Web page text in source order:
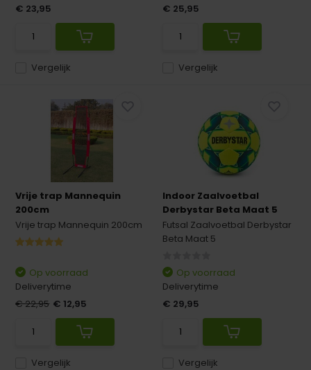
Vergelijk
€ 23,95
Vergelijk
€ 25,95
Vrije trap Mannequin
200cm
Vrije trap Mannequin 200cm
Vergelijk
Op voorraad
Deliverytime
€ 22,95 € 12,95
Indoor Zaalvoetbal
Derbystar Beta Maat 5
Futsal Zaalvoetbal Derbystar
Beta Maat 5
Vergelijk
Op voorraad
Deliverytime
€ 29,95